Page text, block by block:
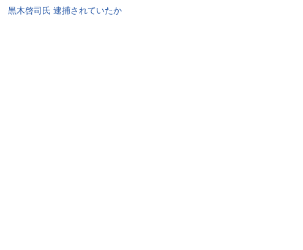
黒木啓司氏 逮捕されていたか